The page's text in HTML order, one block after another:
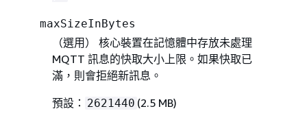
maxSizeInBytes
（選用） 核心裝置在記憶體中存放未處理
MQTT 訊息的快取大小上限。如果快取已
滿，則會拒絕新訊息。
預設： 2621440 (2.5 MB)